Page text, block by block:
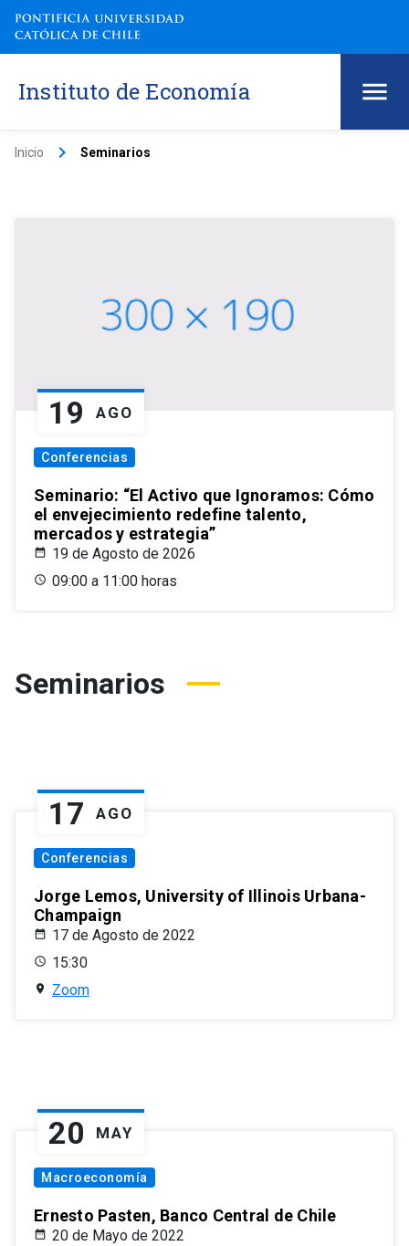
Instituto de Economía
Inicio keyboard_arrow_right Seminarios
19 AGO
Conferencias
Seminario: “El Activo que Ignoramos: Cómo
el envejecimiento redefine talento,
mercados y estrategia”
19 de Agosto de 2026
09:00 a 11:00 horas
Seminarios
17 AGO
Conferencias
Jorge Lemos, University of Illinois Urbana-
Champaign
17 de Agosto de 2022
15:30
Zoom
20 MAY
Macroeconomía
Ernesto Pasten, Banco Central de Chile
20 de Mayo de 2022